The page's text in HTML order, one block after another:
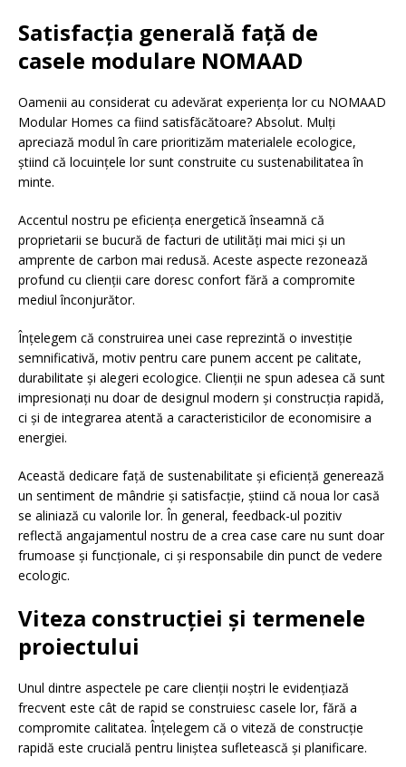
Satisfacția generală față de
casele modulare NOMAAD
Oamenii au considerat cu adevărat experiența lor cu NOMAAD
Modular Homes ca fiind satisfăcătoare? Absolut. Mulți
apreciază modul în care prioritizăm materialele ecologice,
știind că locuințele lor sunt construite cu sustenabilitatea în
minte.
Accentul nostru pe eficiența energetică înseamnă că
proprietarii se bucură de facturi de utilități mai mici și un
amprente de carbon mai redusă. Aceste aspecte rezonează
profund cu clienții care doresc confort fără a compromite
mediul înconjurător.
Înțelegem că construirea unei case reprezintă o investiție
semnificativă, motiv pentru care punem accent pe calitate,
durabilitate și alegeri ecologice. Clienții ne spun adesea că sunt
impresionați nu doar de designul modern și construcția rapidă,
ci și de integrarea atentă a caracteristicilor de economisire a
energiei.
Această dedicare față de sustenabilitate și eficiență generează
un sentiment de mândrie și satisfacție, știind că noua lor casă
se aliniază cu valorile lor. În general, feedback-ul pozitiv
reflectă angajamentul nostru de a crea case care nu sunt doar
frumoase și funcționale, ci și responsabile din punct de vedere
ecologic.
Viteza construcției și termenele
proiectului
Unul dintre aspectele pe care clienții noștri le evidențiază
frecvent este cât de rapid se construiesc casele lor, fără a
compromite calitatea. Înțelegem că o viteză de construcție
rapidă este crucială pentru liniștea sufletească și planificare.